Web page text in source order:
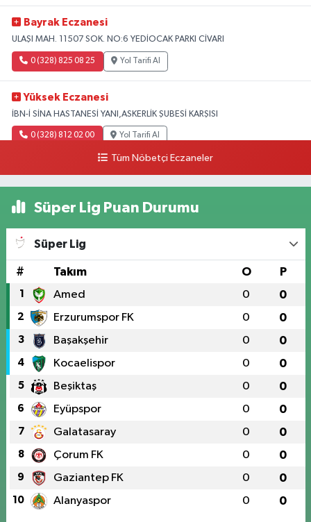
Bayrak Eczanesi
ULAŞI MAH. 11507 SOK. NO:6 YEDİOCAK PARKI CİVARI
0 (328) 825 08 25 Yol Tarifi Al
Yüksek Eczanesi
İBN-İ SİNA HASTANESİ YANI,ASKERLİK ŞUBESİ KARŞISI
0 (328) 812 02 00 Yol Tarifi Al
Tüm Nöbetçi Eczaneler
Süper Lig Puan Durumu
Süper Lig
# Takım O P
1 Amed 0 0
2 Erzurumspor FK 0 0
3 Başakşehir 0 0
4 Kocaelispor 0 0
5 Beşiktaş 0 0
6 Eyüpspor 0 0
7 Galatasaray 0 0
8 Çorum FK 0 0
9 Gaziantep FK 0 0
10 Alanyaspor 0 0